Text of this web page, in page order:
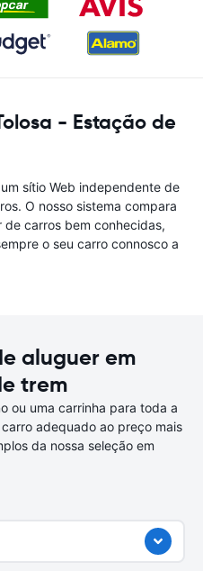
- Estação de
sítio Web independente de
O nosso sistema compara
carros bem conhecidas,
o seu carro connosco a
aluguer em
trem
ou uma carrinha para toda a
adequado ao preço mais
da nossa seleção em